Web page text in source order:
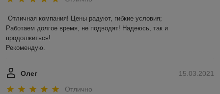
Отличная компания! Цены радуют, гибкие условия;
Работаем долгое время, не подводят! Надеюсь, так и
продолжиться!
Рекомендую.
15.03.2021
Олег
Отлично